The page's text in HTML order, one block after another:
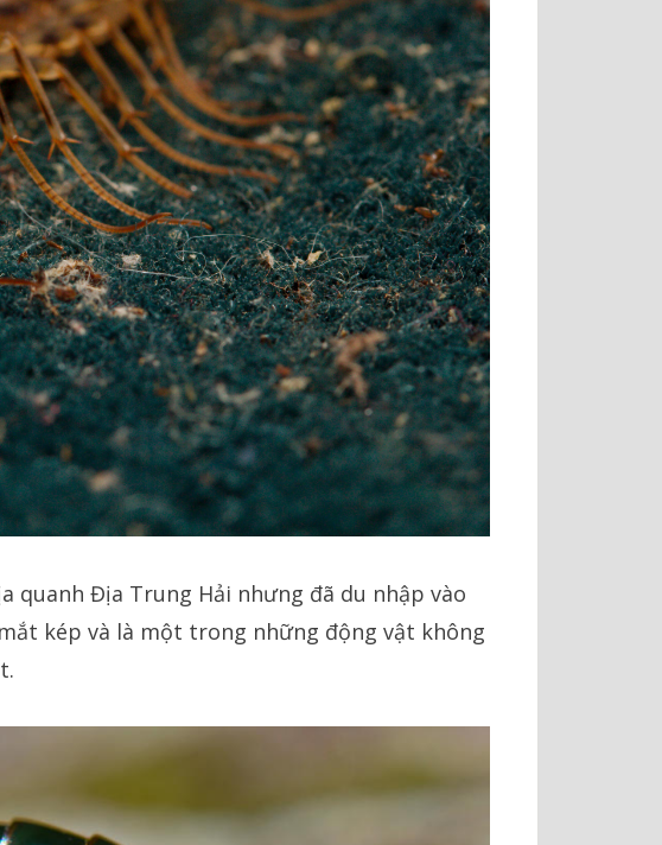
quanh Địa Trung Hải nhưng đã du nhập vào
kép và là một trong những động vật không